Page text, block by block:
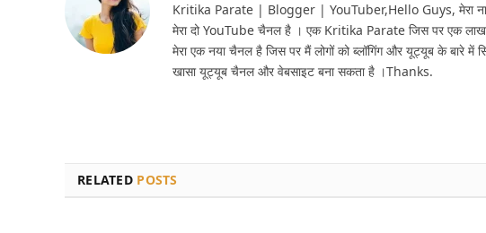
Kritika Parate | Blogger | YouTuber,Hello Guys, मेरा
मेरा दो YouTube चैनल है । एक Kritika Parate जिस पर एक
मेरा एक नया चैनल है जिस पर मैं लोगों को ब्लॉगिंग और यूट्यूब के बारे
खासा यूट्यूब चैनल और वेबसाइट बना सकता है ।Thanks.
RELATED POSTS